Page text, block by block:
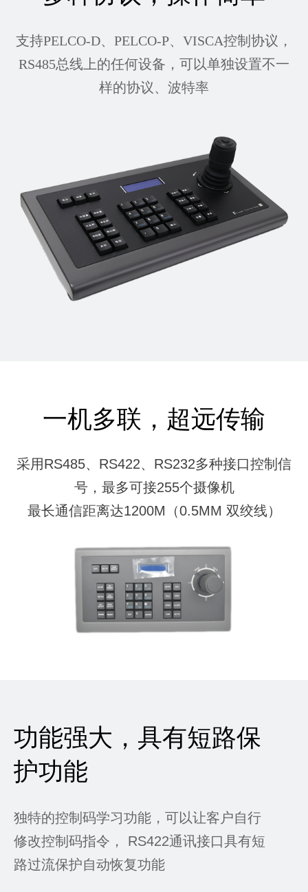
支持PELCO-D、PELCO-P、VISCA控制协议，
RS485总线上的任何设备，可以单独设置不一
样的协议、波特率
一机多联，超远传输
采用RS485、RS422、RS232多种接口控制信
号，最多可接255个摄像机
最长通信距离达1200M（0.5MM 双绞线）
功能强大，具有短路保
护功能
独特的控制码学习功能，可以让客户自行
修改控制码指令， RS422通讯接口具有短
路过流保护自动恢复功能